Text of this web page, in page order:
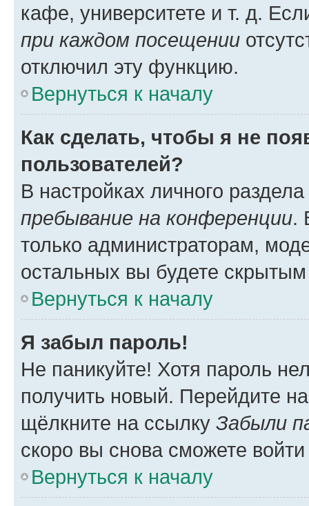
кафе, университете и т. д.
при каждом посещении
отключил эту функцию.
Вернуться к началу
Как сделать, чтобы я не
пользователей?
В настройках личного
пребывание на конференции.
только администраторам,
остальных вы будете
Вернуться к началу
Я забыл пароль!
Не паникуйте! Хотя пароль
получить новый. Перейдите
щёлкните на ссылку Забыли
скоро вы снова сможете
Вернуться к началу